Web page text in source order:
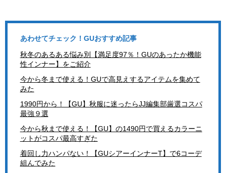
あわせてチェック！GUおすすめ記事
秋冬のあるある悩み別【満足度97％！GUのあったか機能
性インナー】をご紹介
今から冬まで使える！GUで高見えするアイテムを集めて
みた
1990円から！【GU】秋服に迷ったらJJ編集部厳選コスパ
最強９選
今から秋まで使える！【GU】の1490円で買えるカラーニ
ットがコスパ最高すぎた
着回し力ハンパない！【GUシアーインナーT】で6コーデ
組んでみた